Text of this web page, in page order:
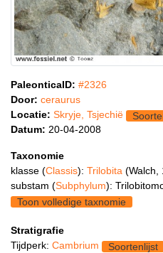
PaleonticaID: #2326
Door: ceraurus
Locatie: Skryje, Tsjechië
Datum: 20-04-2008
Taxonomie
klasse (Classis): Trilobita (Walch,
substam (Subphylum):
Toon volledige taxnomie
Stratigrafie
Tijdperk: Cambrium
Soortenlijst